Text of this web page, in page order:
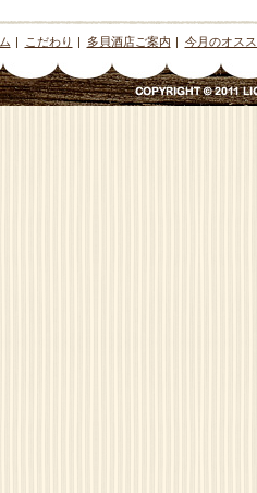
| こだわり | 多貝酒店ご案内 | 今月のオス